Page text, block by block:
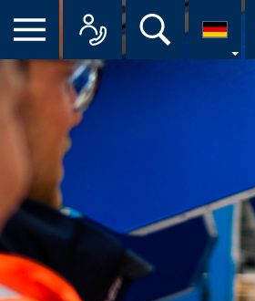
Suche